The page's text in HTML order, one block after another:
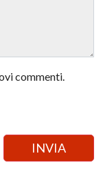
commenti.